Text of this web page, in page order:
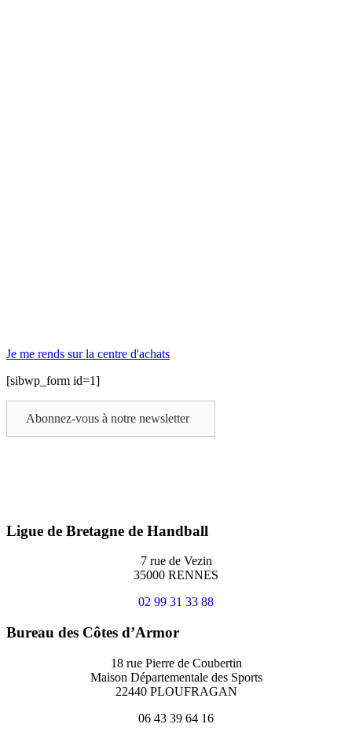
Je me rends sur la centre d'achats
[sibwp_form id=1]
Abonnez-vous à notre newsletter
Ligue de Bretagne de Handball
7 rue de Vezin
35000 RENNES
02 99 31 33 88
Bureau des Côtes d’Armor
18 rue Pierre de Coubertin
Maison Départementale des Sports
22440 PLOUFRAGAN
06 43 39 64 16